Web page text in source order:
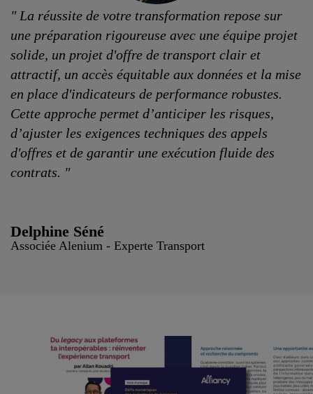
" La réussite de votre transformation repose sur
une préparation rigoureuse avec une équipe projet
solide, un projet d'offre de transport clair et
attractif, un accès équitable aux données et la mise
en place d'indicateurs de performance robustes.
Cette approche permet d’anticiper les risques,
d’ajuster les exigences techniques des appels
d'offres et de garantir une exécution fluide des
contrats. "
Delphine Séné
Associée Alenium - Experte Transport